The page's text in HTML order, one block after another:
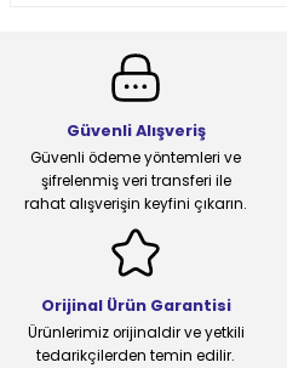
Güvenli Alışveriş
Güvenli ödeme yöntemleri ve
şifrelenmiş veri transferi ile
rahat alışverişin keyfini çıkarın.
Orijinal Ürün Garantisi
Ürünlerimiz orijinaldir ve yetkili
tedarikçilerden temin edilir.